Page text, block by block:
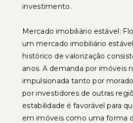
investimento.
Mercado imobiliário estável:
um mercado imobiliário
histórico de valorização
anos. A demanda por imóveis
impulsionada tanto por
por investidores de outras
estabilidade é favorável para
em imóveis como uma forma